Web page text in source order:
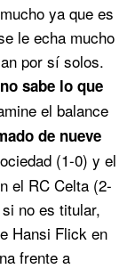
ya que es
le echa mucho
por sí solos.
sabe lo que
el balance
de nueve
(1-0) y el
el RC Celta (2-
no es titular,
Hansi Flick en
frente a